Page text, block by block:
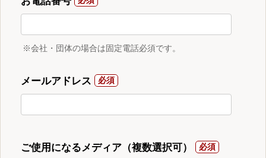
※会社・団体の場合は固定電話必須です。
メールアドレス
ご使用になるメディア（複数選択可）